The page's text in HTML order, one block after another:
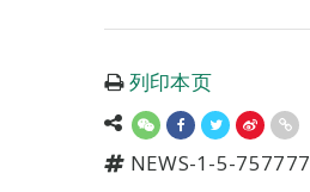
列印本页
NEWS-1-5-757777